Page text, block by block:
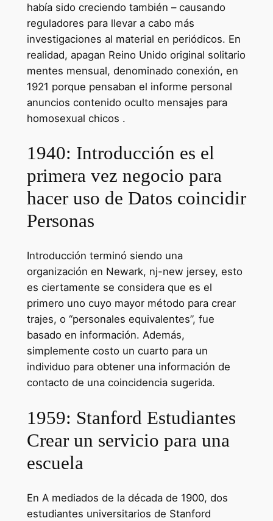
había sido creciendo también – causando
reguladores para llevar a cabo más
investigaciones al material en periódicos. En
realidad, apagan Reino Unido original solitario
mentes mensual, denominado conexión, en
1921 porque pensaban el informe personal
anuncios contenido oculto mensajes para
homosexual chicos .
1940: Introducción es el
primera vez negocio para
hacer uso de Datos coincidir
Personas
Introducción terminó siendo una
organización en Newark, nj-new jersey, esto
es ciertamente se considera que es el
primero uno cuyo mayor método para crear
trajes, o “personales equivalentes”, fue
basado en información. Además,
simplemente costo un cuarto para un
individuo para obtener una información de
contacto de una coincidencia sugerida.
1959: Stanford Estudiantes
Crear un servicio para una
escuela
En A mediados de la década de 1900, dos
estudiantes universitarios de Stanford